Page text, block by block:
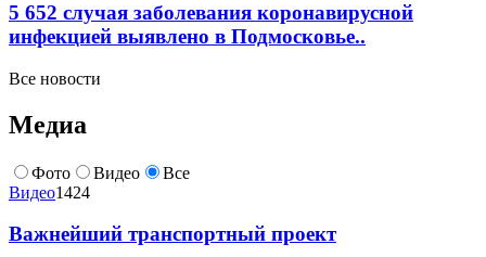
5 652 случая заболевания коронавирусной
инфекцией выявлено в Подмосковье..
Все новости
Медиа
Фото Видео
Все
Видео1424
Важнейший транспортный проект